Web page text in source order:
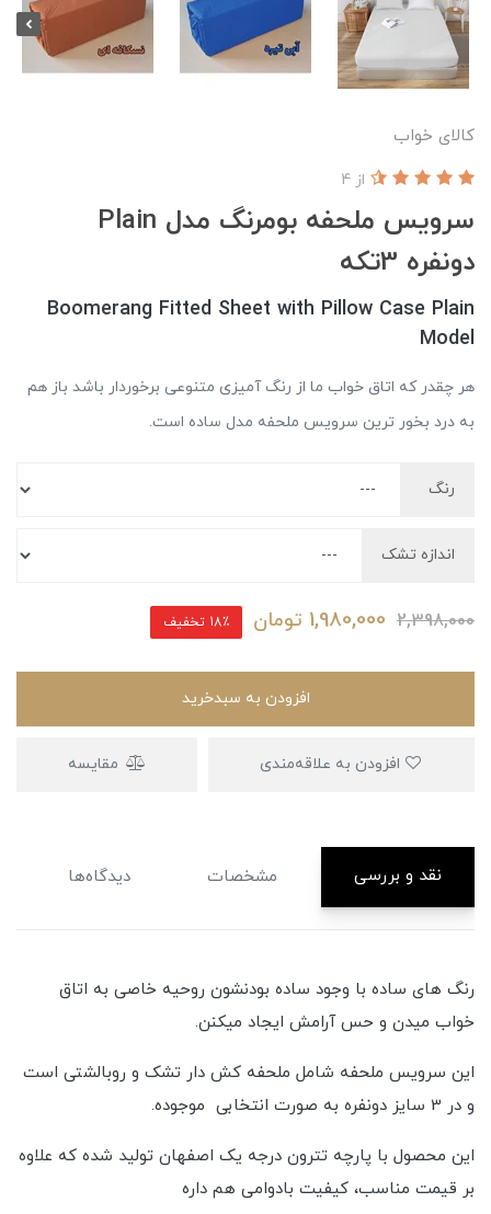
کالای خواب
سرویس ملحفه بومرنگ مدل Plain
دونفره 3تکه
از 4
Boomerang Fitted Sheet with Pillow Case Plain
Model
هر چقدر که اتاق خواب ما از رنگ آمیزی متنوعی برخوردار باشد باز هم
به درد بخور ترین سرویس ملحفه مدل ساده است.
رنگ
اندازه تشک
2,398,000
1,980,000 تومان 18٪ تخفیف
افزودن به سبدخرید
مقایسه
نقد و بررسی مشخصات دیدگاه‌ها
رنگ های ساده با وجود ساده بودنشون روحیه خاصی به اتاق
خواب میدن و حس آرامش ایجاد میکنن.
این سرویس ملحفه شامل ملحفه کش دار تشک و روبالشتی است
و در 3 سایز دونفره به صورت انتخابی موجوده.
این محصول با پارچه تترون درجه یک اصفهان تولید شده که علاوه
بر قیمت مناسب، کیفیت بادوامی هم داره